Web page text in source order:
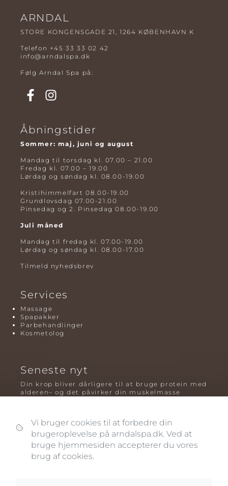
ARNDAL
STORE KONGENSGADE 21, 1264 KØBENHAVN K
Telefon +45 33 33 02 42
info@arndalspa.dk
Følg Arndal Spa på:
Åbningstider
Sommer: maj, juni og august
Mandag til torsdag kl. 07.00 – 21.00
Fredag kl. 07.00 – 19.00
Lørdag og søndag kl. 08.00-19.00
Kristihimmelfart 08.00-19.00
Grundlovsdag 07.00-21.00
Pinsedag og 2. Pinsedag 08.00-19.00
Juli måned
Mandag til fredag kl. 07.00-19.00
Lørdag og søndag kl. 08.00-17.00
Tilmeld nyhedsbrev
Services
Massage
Spapakker
Parbehandlinger
Kosmetolog
Seneste nyt
Din krop bliver dårligere til at bruge protein med
alderen– og det påvirker din muskelmasse
Plyometrisk træning: hvorfor hop kan være noget
af det mest oversete for knogler og power – før
og efter overgangsalderen
Vi bruger cookies til at forbedre din
brugeroplevelse på arndalspa.dk. Ved at
bruge hjemmesiden accepterer du vores
brug af cookies.